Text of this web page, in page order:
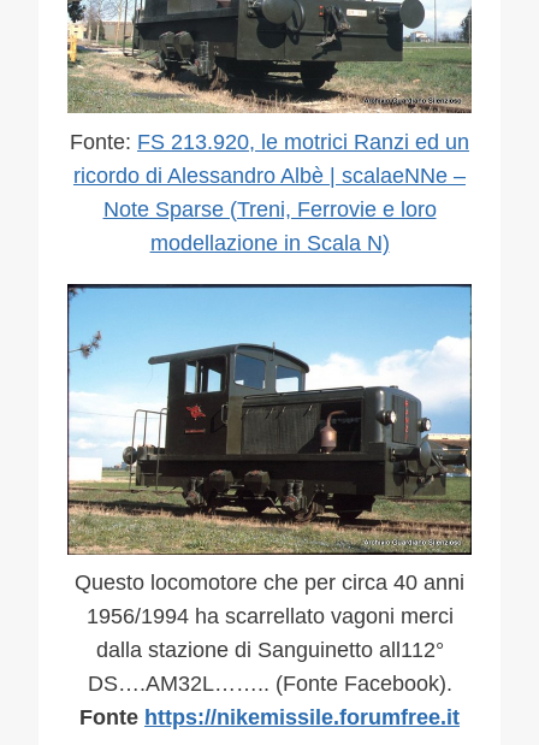
Fonte: FS 213.920, le motrici Ranzi ed un
ricordo di Alessandro Albè | scalaeNNe –
Note Sparse (Treni, Ferrovie e loro
modellazione in Scala N)
Questo locomotore che per circa 40 anni
1956/1994 ha scarrellato vagoni merci
dalla stazione di Sanguinetto all112°
DS….AM32L…….. (Fonte Facebook).
Fonte https://nikemissile.forumfree.it